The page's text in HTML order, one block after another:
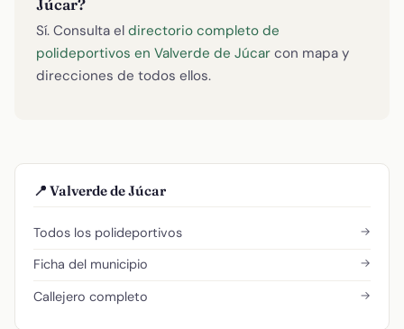
Júcar?
Sí. Consulta el directorio completo de
polideportivos en Valverde de Júcar con mapa y
direcciones de todos ellos.
📍 Valverde de Júcar
Todos los polideportivos →
Ficha del municipio →
Callejero completo →